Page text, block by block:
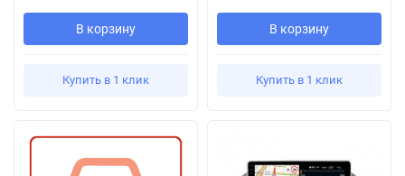
В корзину
Купить в 1 клик
В корзину
Купить в 1 клик